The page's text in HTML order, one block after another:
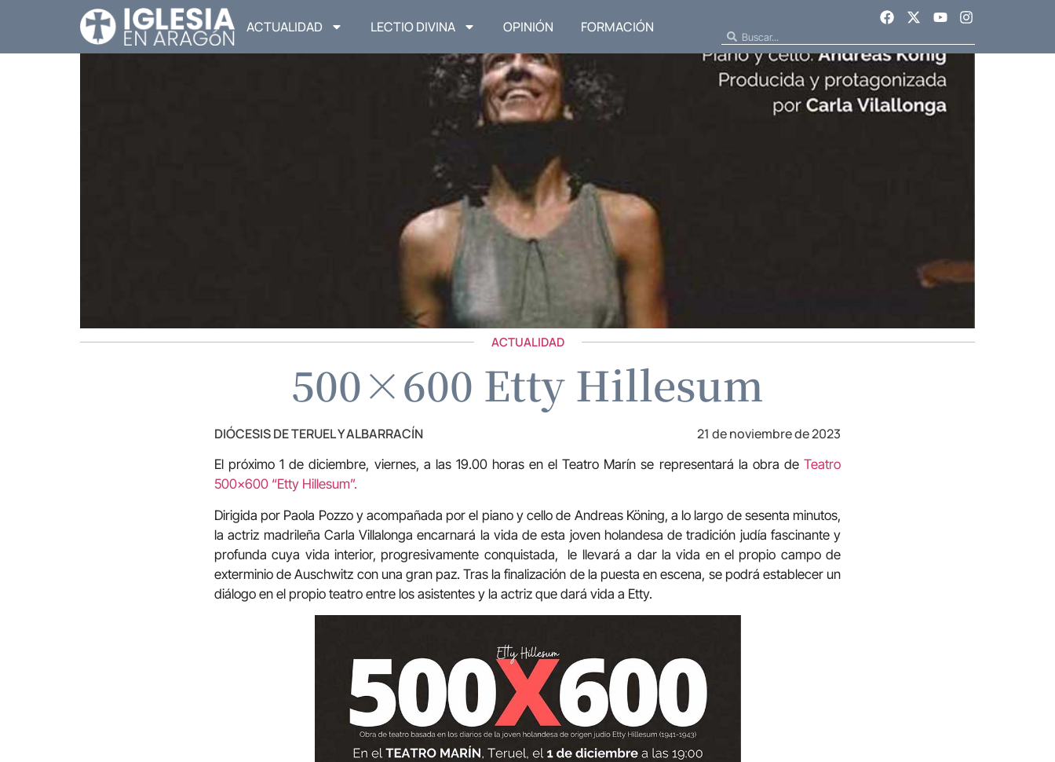
ACTUALIDAD LECTIO DIVINA OPINIÓN FORMACIÓN
ACTUALIDAD
500×600 Etty Hillesum
DIÓCESIS DE TERUEL Y ALBARRACÍN 21 de noviembre de 2023
El próximo 1 de diciembre, viernes, a las 19.00 horas en el Teatro Marín se representará la obra de Teatro
500×600 “Etty Hillesum”.
Dirigida por Paola Pozzo y acompañada por el piano y cello de Andreas Köning, a lo largo de sesenta minutos,
la actriz madrileña Carla Villalonga encarnará la vida de esta joven holandesa de tradición judía fascinante y
profunda cuya vida interior, progresivamente conquistada, le llevará a dar la vida en el propio campo de
exterminio de Auschwitz con una gran paz. Tras la finalización de la puesta en escena, se podrá establecer un
diálogo en el propio teatro entre los asistentes y la actriz que dará vida a Etty.